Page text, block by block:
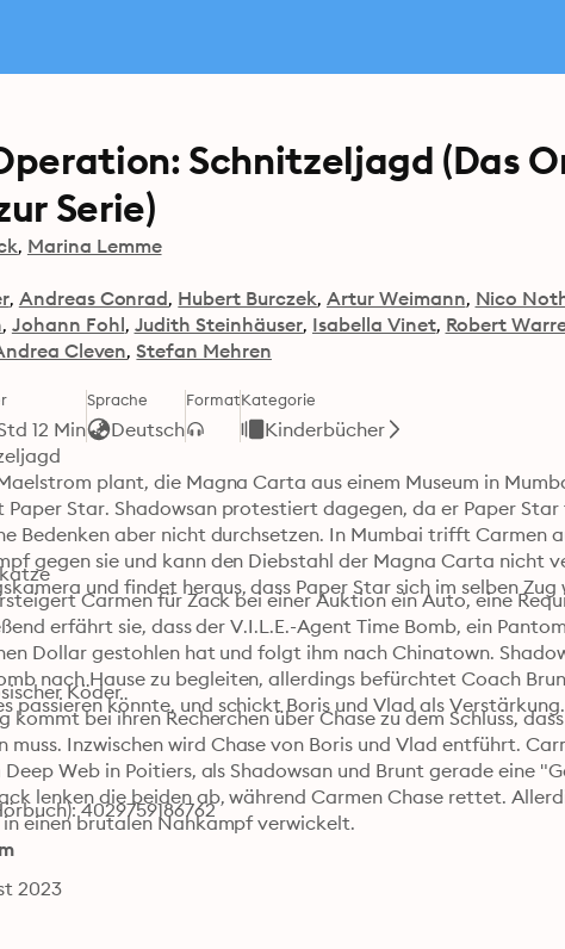
Schnitzeljagd (Das
Serie)
Marina Lemme
Andreas Conrad Hubert Burczek Artur Weimann Nico
Johann Fohl Judith Steinhäuser Isabella Vinet Robert
Cleven Stefan Mehren
12 Min
Sprache
Deutsch
FormatKategorie
Kinderbücher
plant, die Magna Carta aus einem Museum in
Star. Shadowsan protestiert dagegen, da er Paper Star
Bedenken aber nicht durchsetzen. In Mumbai trifft Carmen
gegen sie und kann den Diebstahl der Magna Carta nicht
und findet heraus, dass Paper Star sich im selben Zug
Carmen für Zack bei einer Auktion ein Auto, eine
erfährt sie, dass der V.I.L.E.-Agent Time Bomb, ein
Dollar gestohlen hat und folgt ihm nach Chinatown.
nach Hause zu begleiten, allerdings befürchtet Coach
passieren könnte, und schickt Boris und Vlad als Verstärkung.
Köder
kommt bei ihren Recherchen über Chase zu dem Schluss,
muss. Inzwischen wird Chase von Boris und Vlad entführt.
Web in Poitiers, als Shadowsan und Brunt gerade eine
lenken die beiden ab, während Carmen Chase rettet.
einen brutalen Nahkampf verwickelt.
4029759186762
2023